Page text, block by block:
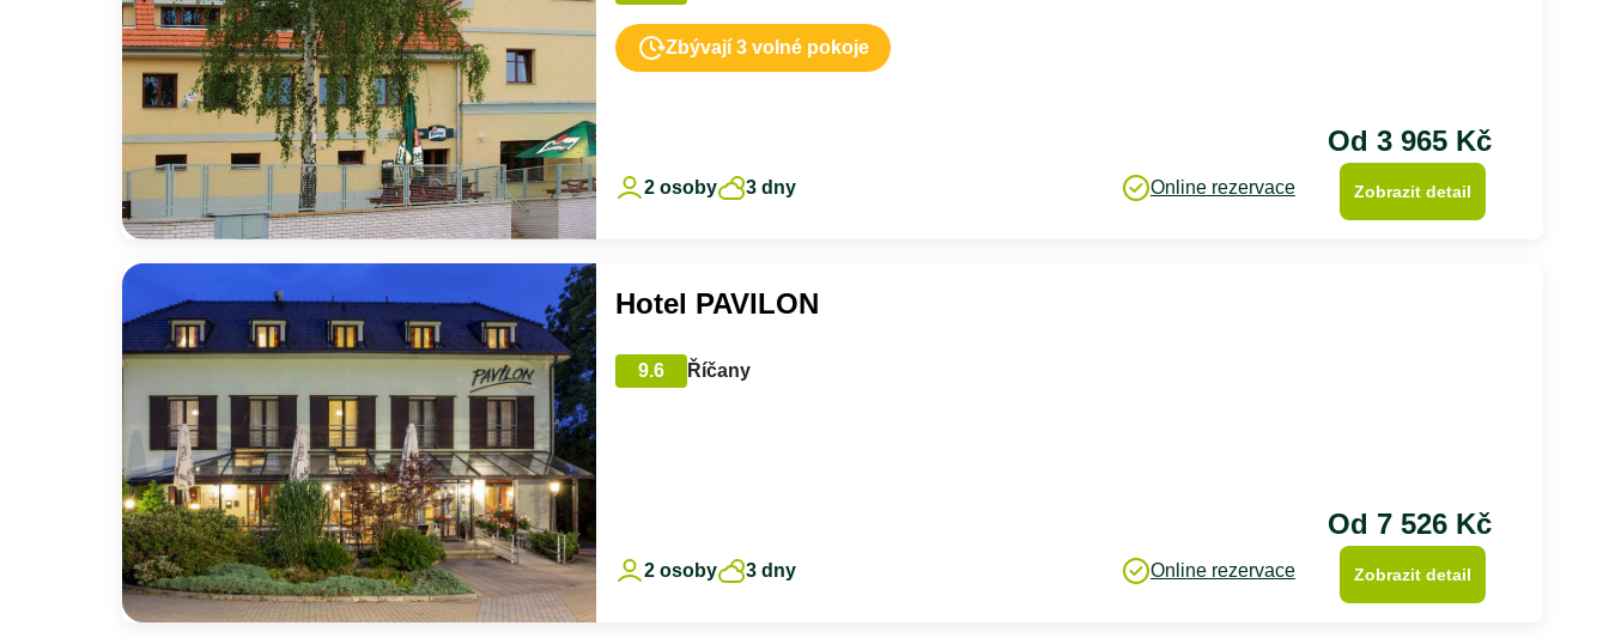
Zbývají 3 volné pokoje
2 osoby 3 dny Online rezervace
Od 3 965 Kč
Zobrazit detail
Hotel PAVILON
9.6 Říčany
2 osoby 3 dny Online rezervace
Od 7 526 Kč
Zobrazit detail